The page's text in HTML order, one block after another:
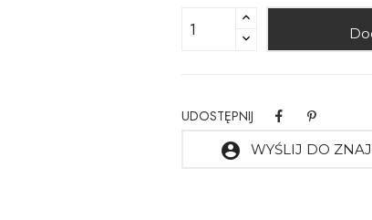
UDOSTĘPNIJ
account_circle WYŚLIJ DO